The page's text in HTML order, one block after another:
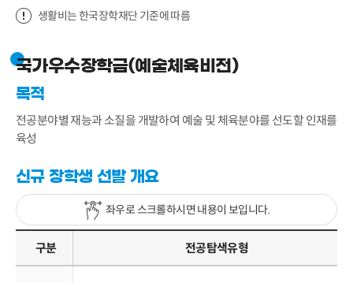
생활비는 한국장학재단 기준에 따름
국가우수장학금(예술체육비전)
목적
전공분야별 재능과 소질을 개발하여 예술 및 체육분야를 선도할 인재를
육성
신규 장학생 선발 개요
좌우로 스크롤하시면 내용이 보입니다.
구분 전공탐색유형